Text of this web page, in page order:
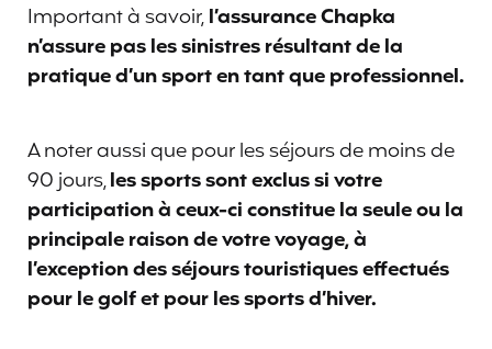
Important à savoir,l’assurance Chapka
n’assure pas les sinistres résultant de la
pratique d’un sport en tant que professionnel.
A noter aussi que pour les séjours de moins de
90 jours,les sports sont exclus si votre
participation à ceux-ci constitue la seule ou la
principale raison de votre voyage, à
l’exception des séjours touristiques effectués
pour le golf et pour les sports d’hiver.